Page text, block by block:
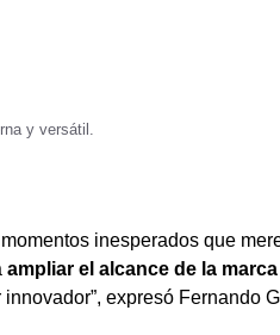
y versátil.
inesperados que
ampliar el alcance de la
expresó Fernando